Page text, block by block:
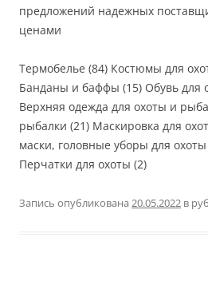
предложений надежных
ценами
Термобелье (84) Костюмы для
Банданы и баффы (15) Обувь для
Верхняя одежда для охоты и
рыбалки (21) Маскировка для
маски, головные уборы для
Перчатки для охоты (2)
Запись опубликована 20.05.2022 в